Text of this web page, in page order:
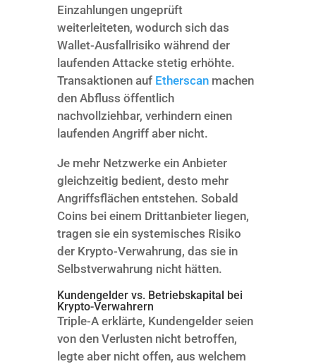
Einzahlungen ungeprüft
weiterleiteten, wodurch sich das
Wallet-Ausfallrisiko während der
laufenden Attacke stetig erhöhte.
Transaktionen auf Etherscanmachen
den Abfluss öffentlich
nachvollziehbar, verhindern einen
laufenden Angriff aber nicht.
Je mehr Netzwerke ein Anbieter
gleichzeitig bedient, desto mehr
Angriffsflächen entstehen. Sobald
Coins bei einem Drittanbieter liegen,
tragen sie ein systemisches Risiko
der Krypto-Verwahrung, das sie in
Selbstverwahrung nicht hätten.
Kundengelder vs. Betriebskapital bei
Krypto-Verwahrern
Triple-A erklärte, Kundengelder seien
von den Verlusten nicht betroffen,
legte aber nicht offen, aus welchem